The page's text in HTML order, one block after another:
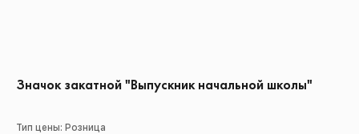
Значок закатной "Выпускник начальной школы"
Тип цены: Розница